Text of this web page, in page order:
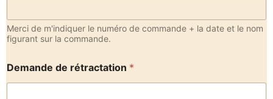
Merci de m'indiquer le numéro de commande + la date et le nom
figurant sur la commande.
Demande de rétractation *